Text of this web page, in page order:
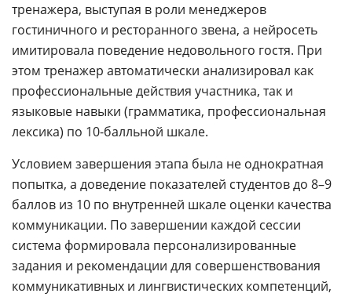
тренажера, выступая в роли менеджеров
гостиничного и ресторанного звена, а нейросеть
имитировала поведение недовольного гостя. При
этом тренажер автоматически анализировал как
профессиональные действия участника, так и
языковые навыки (грамматика, профессиональная
лексика) по 10-балльной шкале.
Условием завершения этапа была не однократная
попытка, а доведение показателей студентов до 8–9
баллов из 10 по внутренней шкале оценки качества
коммуникации. По завершении каждой сессии
система формировала персонализированные
задания и рекомендации для совершенствования
коммуникативных и лингвистических компетенций,